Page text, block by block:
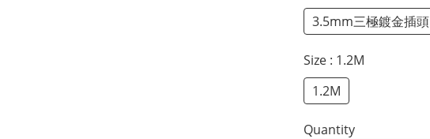
3.5mm三極鍍金插頭
Size : 1.2M
1.2M
Quantity